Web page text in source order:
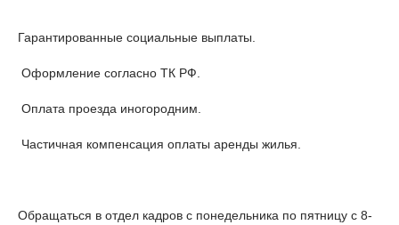
Гарантированные социальные выплаты.
Оформление согласно ТК РФ.
Оплата проезда иногородним.
Частичная компенсация оплаты аренды жилья.
Обращаться в отдел кадров с понедельника по пятницу с 8-